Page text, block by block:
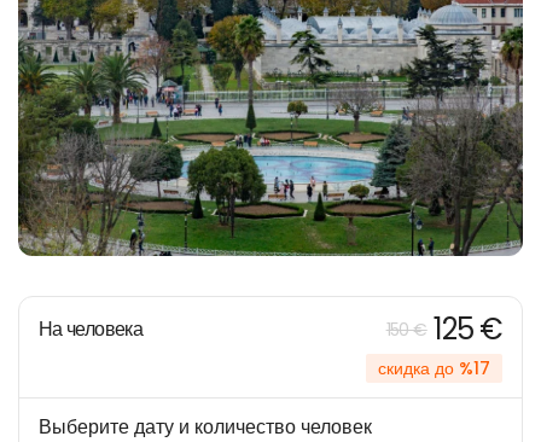
На человека 150 € 125 €
скидка до %17
Выберите дату и количество человек